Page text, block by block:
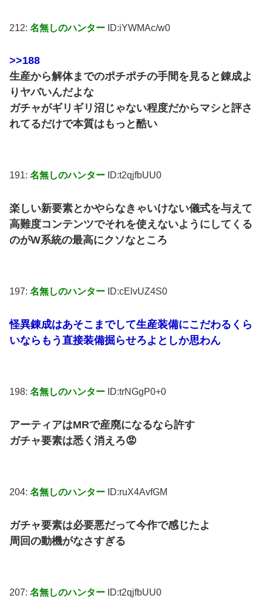
212: 名無しのハンター ID:iYWMAc/w0
>>188
生産から解体までのポチポチの手間を見ると錬成よ
りヤバいんだよな
ガチャがギリギリ沼じゃない程度だからマシと評さ
れてるだけで本質はもっと酷い
191: 名無しのハンター ID:t2qjfbUU0
楽しい新要素とかやらなきゃいけない儀式を与えて
高難度コンテンツでそれを使えないようにしてくる
のがW系統の最高にクソなところ
197: 名無しのハンター ID:cElvUZ4S0
怪異錬成はあそこまでして生産装備にこだわるくら
いならもう直接装備掘らせろよとしか思わん
198: 名無しのハンター ID:trNGgP0+0
アーティアはMRで産廃になるなら許す
ガチャ要素は悉く消えろ😡
204: 名無しのハンター ID:ruX4AvfGM
ガチャ要素は必要悪だって今作で感じたよ
周回の動機がなさすぎる
207: 名無しのハンター ID:t2qjfbUU0